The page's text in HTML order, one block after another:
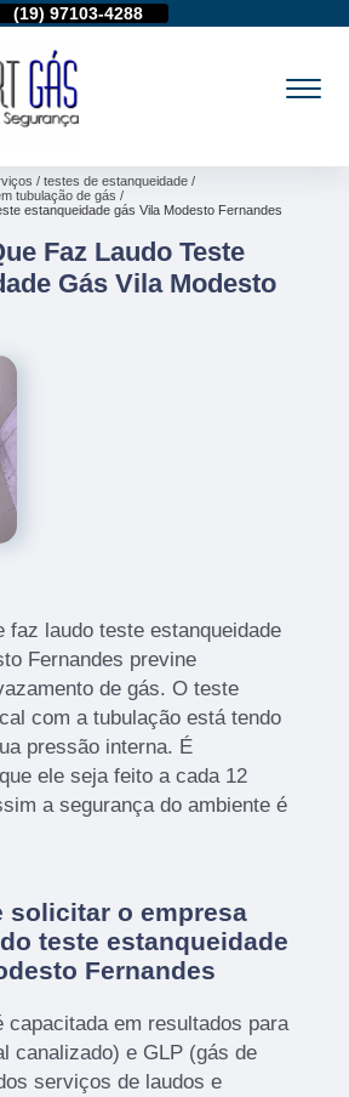
(19) 97103-4288
testes de estanqueidade
tubulação de gás
estanqueidade gás Vila Modesto Fernandes
Faz Laudo Teste
Gás Vila Modesto
faz laudo teste estanqueidade
Fernandes previne
de gás. O teste
com a tubulação está tendo
pressão interna. É
ele seja feito a cada 12
a segurança do ambiente é
solicitar o empresa
teste estanqueidade
Fernandes
capacitada em resultados para
canalizado) e GLP (gás de
serviços de laudos e